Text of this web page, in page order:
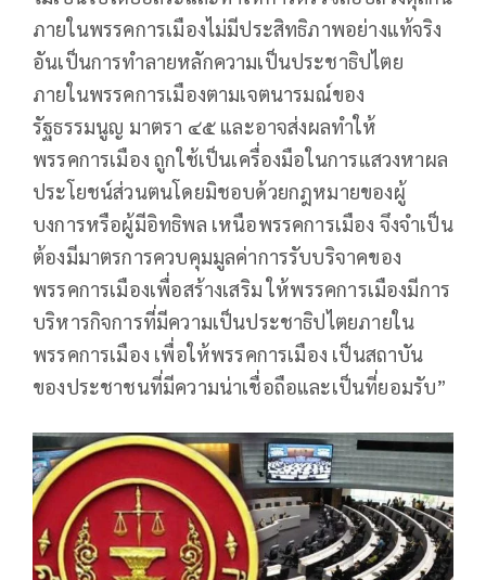
ภายในพรรคการเมืองไม่มีประสิทธิภาพอย่างแท้จริง
อันเป็นการทำลายหลักความเป็นประชาธิปไตย
ภายในพรรคการเมืองตามเจตนารมณ์ของ
รัฐธรรมนูญ มาตรา ๔๕ และอาจส่งผลทำให้
พรรคการเมือง ถูกใช้เป็นเครื่องมือในการแสวงหาผล
ประโยชน์ส่วนตนโดยมิชอบด้วยกฎหมายของผู้
บงการหรือผู้มีอิทธิพล เหนือพรรคการเมือง จึงจำเป็น
ต้องมีมาตรการควบคุมมูลค่าการรับบริจาคของ
พรรคการเมืองเพื่อสร้างเสริม ให้พรรคการเมืองมีการ
บริหารกิจการที่มีความเป็นประชาธิปไตยภายใน
พรรคการเมือง เพื่อให้พรรคการเมือง เป็นสถาบัน
ของประชาชนที่มีความน่าเชื่อถือและเป็นที่ยอมรับ”